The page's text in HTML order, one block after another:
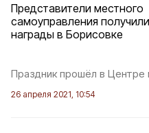
Представители местного
самоуправления получили
награды в Борисовке
Праздник прошёл в
26 апреля 2021, 10:54